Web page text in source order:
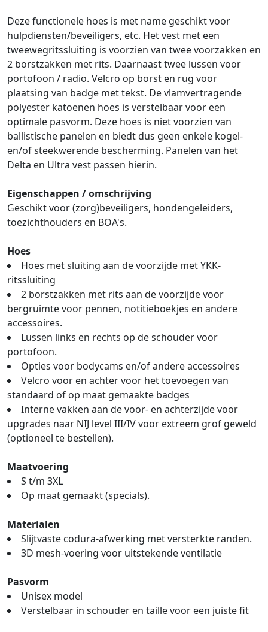
Deze functionele hoes is met name geschikt voor
hulpdiensten/beveiligers, etc. Het vest met een
tweewegritssluiting is voorzien van twee voorzakken en
2 borstzakken met rits. Daarnaast twee lussen voor
portofoon / radio. Velcro op borst en rug voor
plaatsing van badge met tekst. De vlamvertragende
polyester katoenen hoes is verstelbaar voor een
optimale pasvorm. Deze hoes is niet voorzien van
ballistische panelen en biedt dus geen enkele kogel-
en/of steekwerende bescherming. Panelen van het
Delta en Ultra vest passen hierin.
Eigenschappen / omschrijving
Geschikt voor (zorg)beveiligers, hondengeleiders,
toezichthouders en BOA's.
Hoes
Hoes met sluiting aan de voorzijde met YKK-
ritssluiting
2 borstzakken met rits aan de voorzijde voor
bergruimte voor pennen, notitieboekjes en andere
accessoires.
Lussen links en rechts op de schouder voor
portofoon.
Opties voor bodycams en/of andere accessoires
Velcro voor en achter voor het toevoegen van
standaard of op maat gemaakte badges
Interne vakken aan de voor- en achterzijde voor
upgrades naar NIJ level III/IV voor extreem grof geweld
(optioneel te bestellen).
Maatvoering
S t/m 3XL
Op maat gemaakt (specials).
Materialen
Slijtvaste codura-afwerking met versterkte randen.
3D mesh-voering voor uitstekende ventilatie
Pasvorm
Unisex model
Verstelbaar in schouder en taille voor een juiste fit